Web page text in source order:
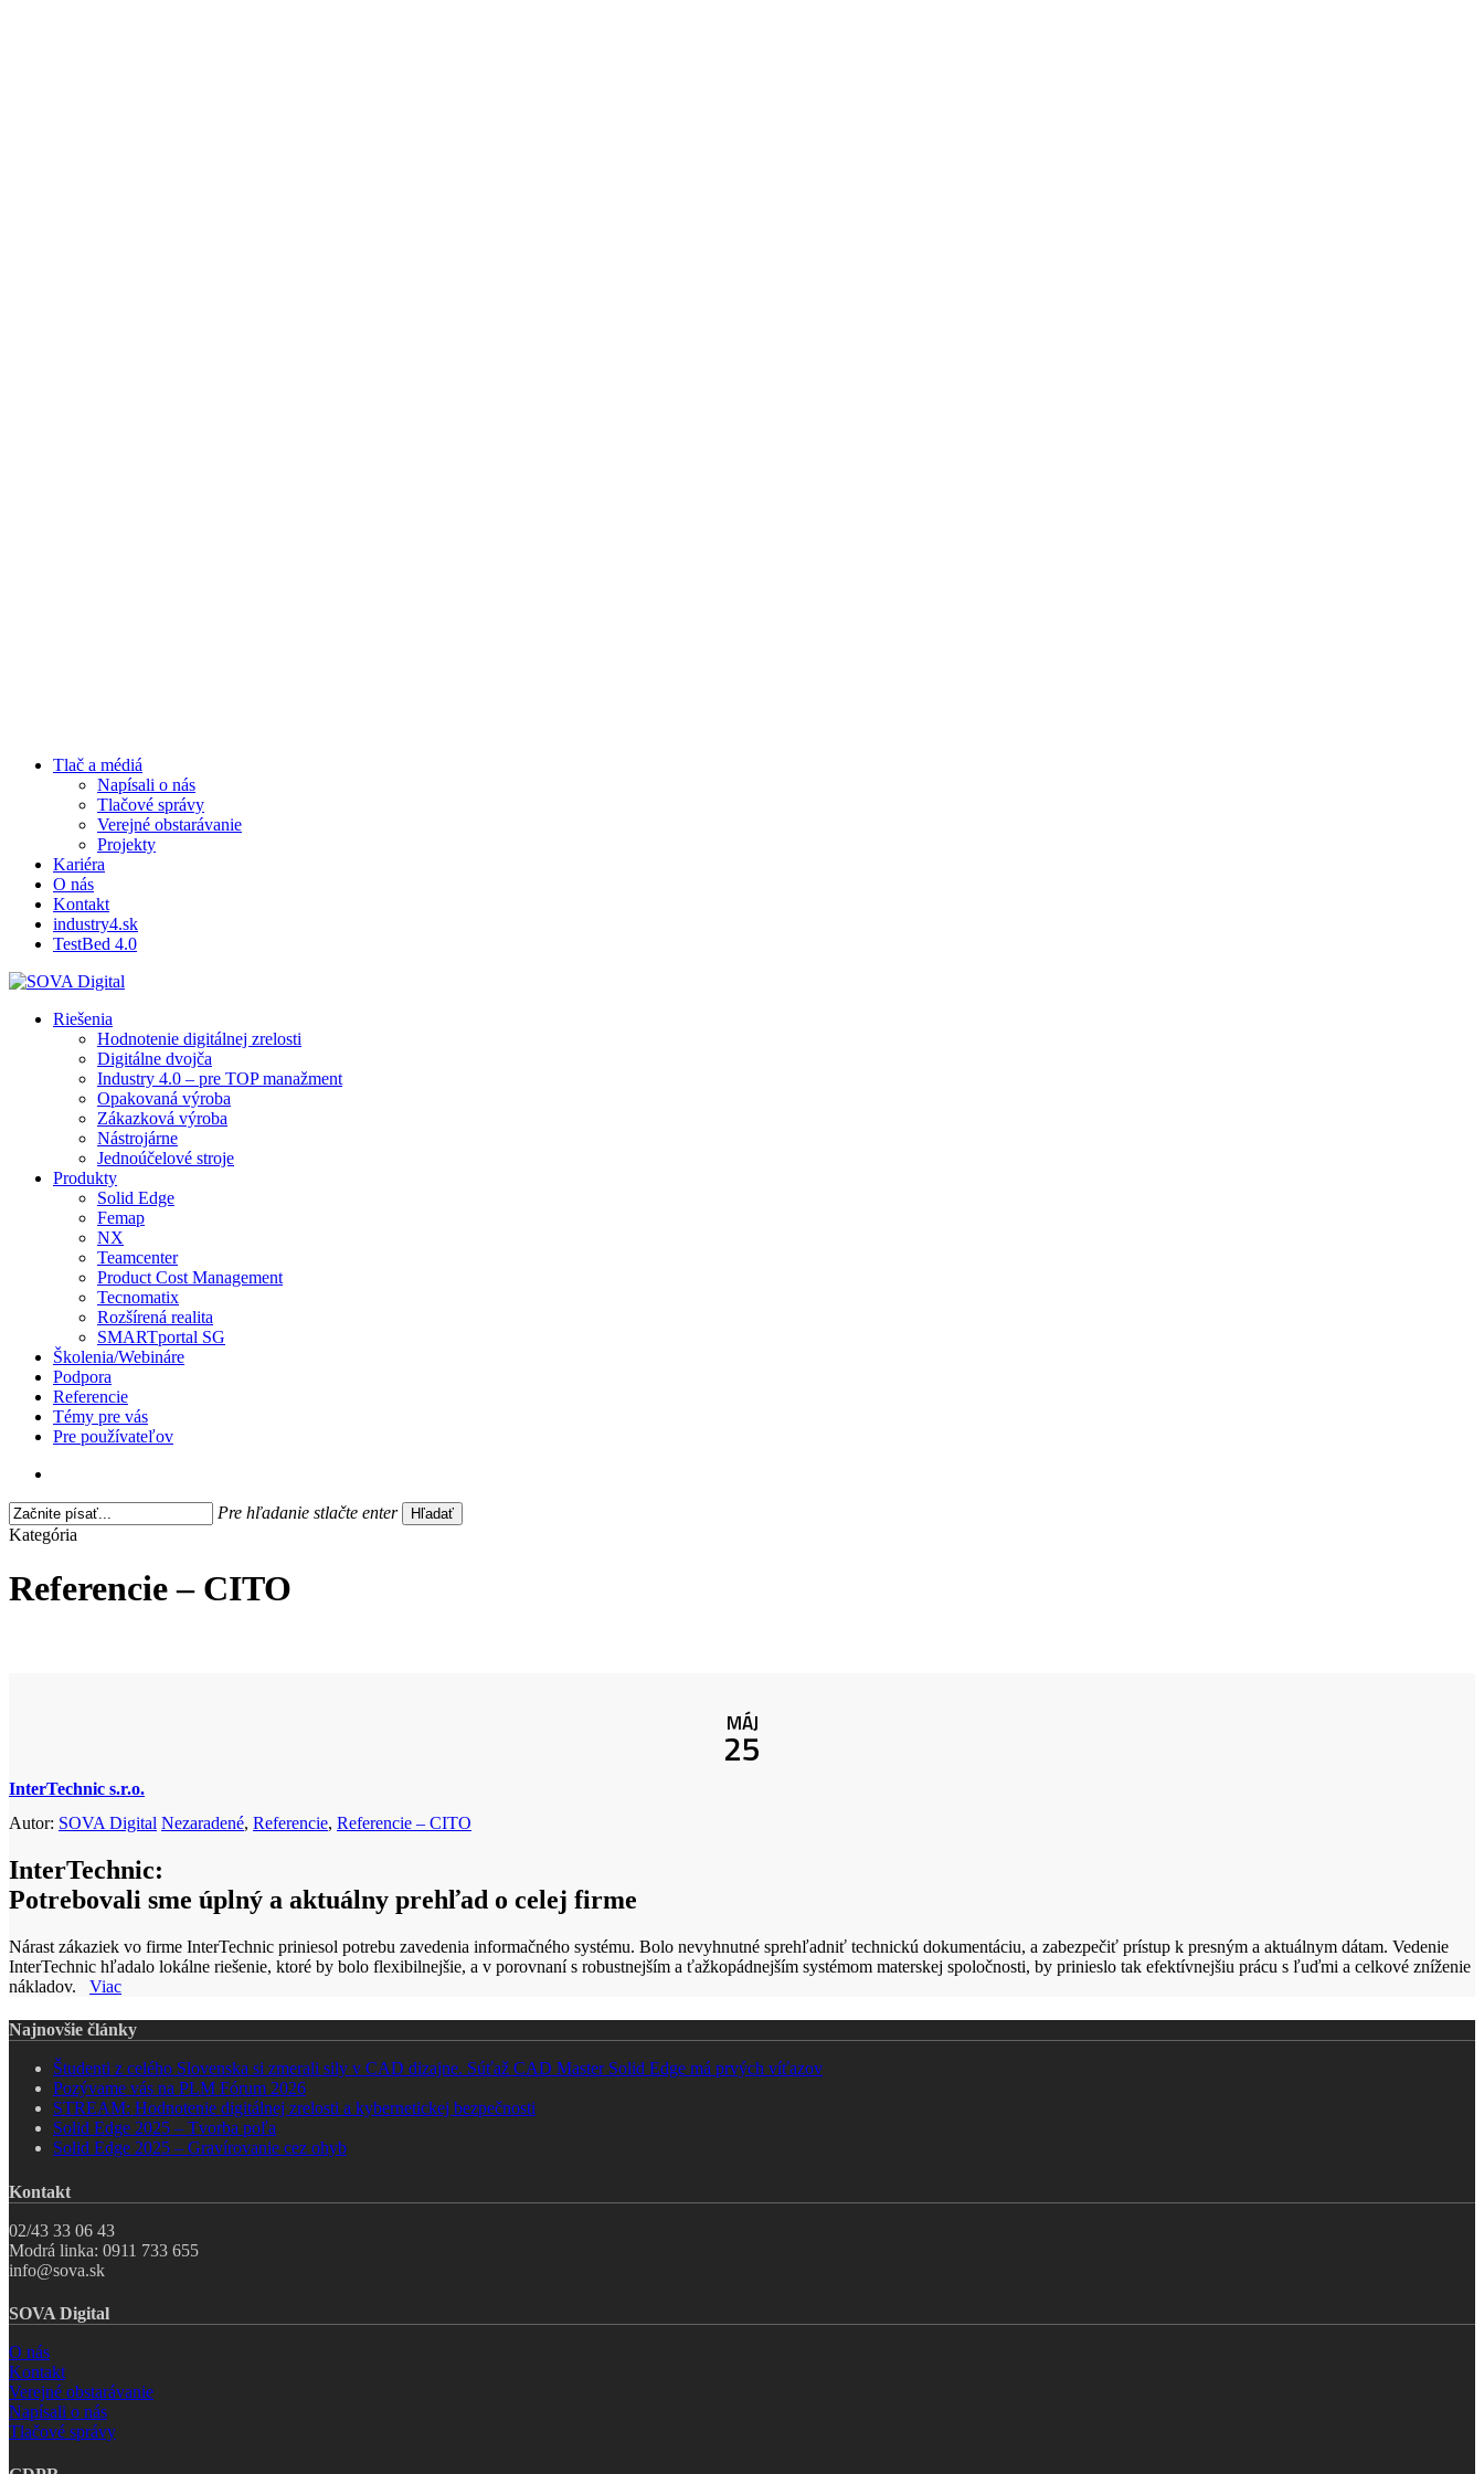
Tlač a médiá
Napísali o nás
Tlačové správy
Verejné obstarávanie
Projekty
Kariéra
O nás
Kontakt
industry4.sk
TestBed 4.0
search
Menu
Riešenia
Hodnotenie digitálnej zrelosti
Digitálne dvojča
Industry 4.0 – pre TOP manažment
Opakovaná výroba
Zákazková výroba
Nástrojárne
Jednoúčelové stroje
Produkty
Solid Edge
Femap
NX
Teamcenter
Product Cost Management
Tecnomatix
Rozšírená realita
SMARTportal SG
Školenia/Webináre
Podpora
Referencie
Témy pre vás
Pre používateľov
Pre hľadanie stlačte enter Hľadať
Close
Kategória
Referencie – CITO
MÁJ
25
InterTechnic s.r.o.
Autor: SOVA Digital Nezaradené, Referencie, Referencie – CITO
InterTechnic:
Potrebovali sme úplný a aktuálny prehľad o celej firme
Nárast zákaziek vo firme InterTechnic priniesol potrebu zavedenia informačného systému. Bolo nevyhnutné sprehľadniť technickú dokumentáciu, a zabezpečiť prístup k presným a aktuálnym dátam. Vedenie
InterTechnic hľadalo lokálne riešenie, ktoré by bolo flexibilnejšie, a v porovnaní s robustnejším a ťažkopádnejším systémom materskej spoločnosti, by prinieslo tak efektívnejšiu prácu s ľuďmi a celkové zníženie
nákladov. Viac
Najnovšie články
Študenti z celého Slovenska si zmerali sily v CAD dizajne. Súťaž CAD Master Solid Edge má prvých víťazov
Pozývame vás na PLM Fórum 2026
STREAM: Hodnotenie digitálnej zrelosti a kybernetickej bezpečnosti
Solid Edge 2025 – Tvorba poľa
Solid Edge 2025 – Gravírovanie cez ohyb
Kontakt
02/43 33 06 43
Modrá linka: 0911 733 655
info@sova.sk
SOVA Digital
O nás
Kontakt
Verejné obstarávanie
Napísali o nás
Tlačové správy